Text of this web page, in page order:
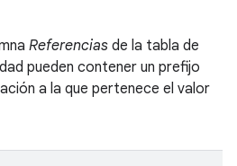
Referencias de la tabla de
pueden contener un prefijo
a la que pertenece el valor